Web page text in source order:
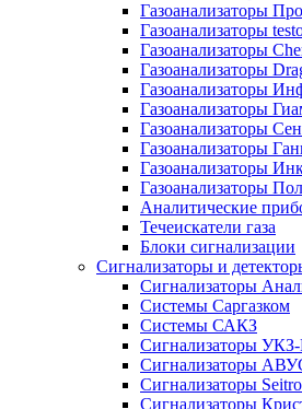
Газоанализаторы
Газоанализаторы
Газоанализаторы
Газоанализаторы
Газоанализаторы
Газоанализаторы
Газоанализаторы
Газоанализаторы
Газоанализаторы
Газоанализаторы
Аналитические
Течеискатели газа
Блоки сигнализации
Сигнализаторы и
Сигнализаторы
Системы Саргазком
Системы САКЗ
Сигнализаторы
Сигнализаторы
Сигнализаторы
Сигнализаторы